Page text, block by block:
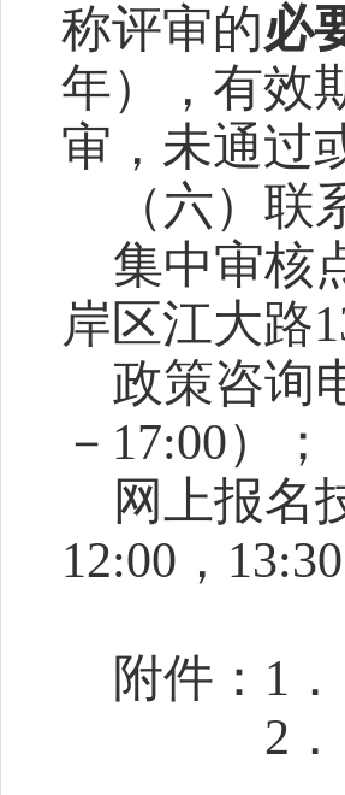
称评审的必
年），有效
审，未通过
（六）联
集中审核
岸区江大路
政策咨询
－17:00）；
网上报名
12:00，
附件： 1．
2．